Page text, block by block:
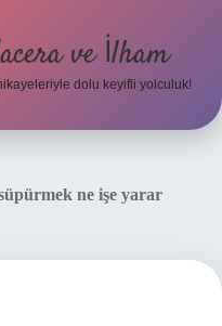
ve İlham
dolu keyifli yolculuk!
ne işe yarar